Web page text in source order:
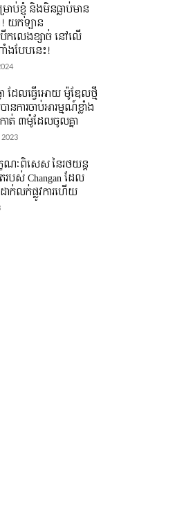
ប់ខ្ញុំ និងមិនធ្លាប់មាន
! យកឡាន
កលេងខ្សាច់ នៅលើ
បែបនេះ!
ដែលធ្វើអោយ ម៉ូឌែលថ្មី
នការចាប់អារម្មណ៍ខ្លាំង
ាត់ ៣ម៉ូដែលចូលគ្នា
ៈពិសេស នៃរថយន្ត
បស់ Changan ដែល
ាក់លក់ផ្លូវការហើយ